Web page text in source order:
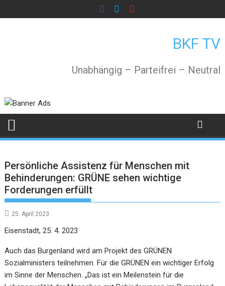
to
BKF TV
Unabhängig – Parteifrei – Neutral
Persönliche Assistenz für Menschen mit
Behinderungen: GRÜNE sehen wichtige
Forderungen erfüllt
25. April 2023
Eisenstadt, 25. 4. 2023
Auch das Burgenland wird am Projekt des GRÜNEN
Sozialministers teilnehmen. Für die GRÜNEN ein wichtiger Erfolg
im Sinne der Menschen. „Das ist ein Meilenstein für die